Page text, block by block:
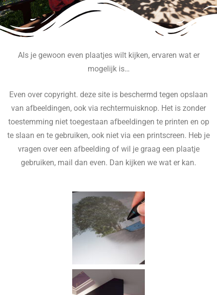
Als je gewoon even plaatjes wilt kijken, ervaren wat er
mogelijk is…
Even over copyright. deze site is beschermd tegen opslaan
van afbeeldingen, ook via rechtermuisknop. Het is zonder
toestemming niet toegestaan afbeeldingen te printen en op
te slaan en te gebruiken, ook niet via een printscreen. Heb je
vragen over een afbeelding of wil je graag een plaatje
gebruiken, mail dan even. Dan kijken we wat er kan.